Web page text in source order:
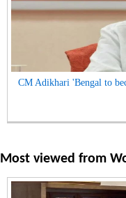
CM Adikhari 'Bengal to
Most viewed from